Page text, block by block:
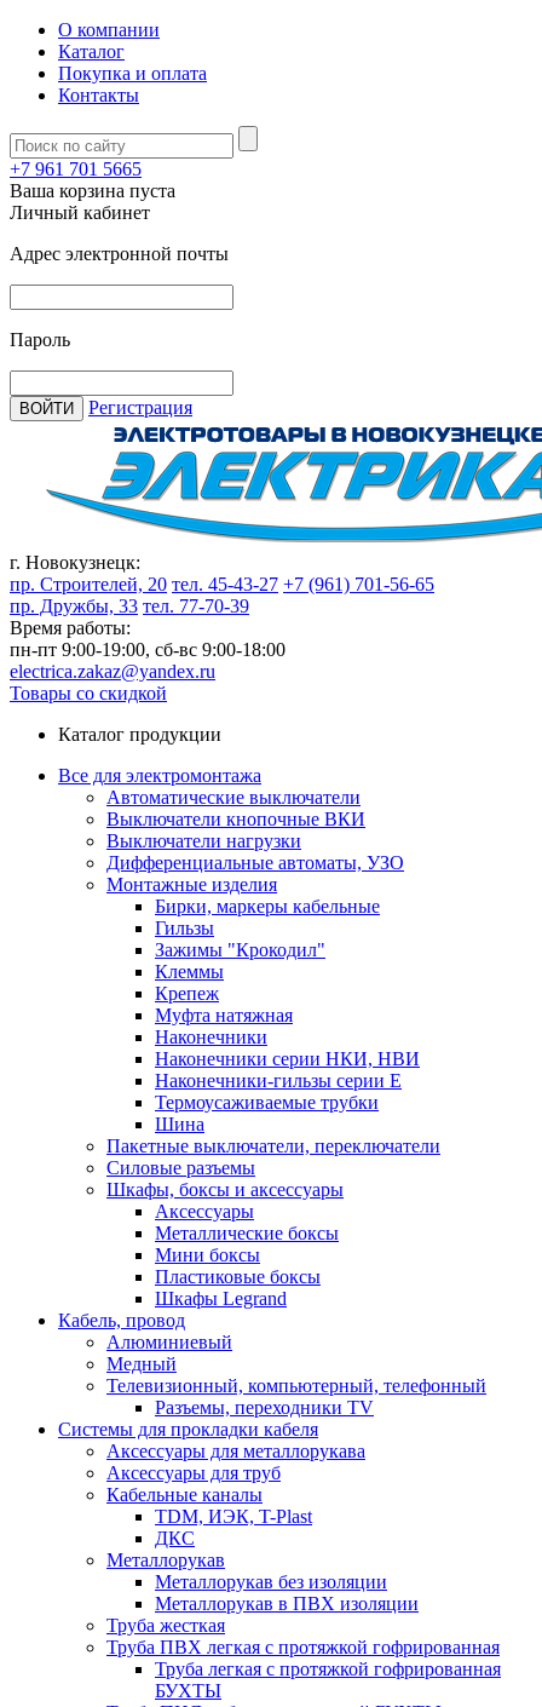
О компании
Каталог
Покупка и оплата
Контакты
+7 961 701 5665
Ваша корзина пуста
Личный кабинет
Адрес электронной почты
Пароль
ВОЙТИ Регистрация
г. Новокузнецк:
пр. Строителей, 20 тел. 45-43-27 +7 (961) 701-56-65
пр. Дружбы, 33 тел. 77-70-39
Время работы:
пн-пт 9:00-19:00, сб-вс 9:00-18:00
electrica.zakaz@yandex.ru
Товары со скидкой
Каталог продукции
Все для электромонтажа
Автоматические выключатели
Выключатели кнопочные ВКИ
Выключатели нагрузки
Дифференциальные автоматы, УЗО
Монтажные изделия
Бирки, маркеры кабельные
Гильзы
Зажимы "Крокодил"
Клеммы
Крепеж
Муфта натяжная
Наконечники
Наконечники серии НКИ, НВИ
Наконечники-гильзы серии Е
Термоусаживаемые трубки
Шина
Пакетные выключатели, переключатели
Силовые разъемы
Шкафы, боксы и аксессуары
Аксессуары
Металлические боксы
Мини боксы
Пластиковые боксы
Шкафы Legrand
Кабель, провод
Алюминиевый
Медный
Телевизионный, компьютерный, телефонный
Разъемы, переходники TV
Системы для прокладки кабеля
Аксессуары для металлорукава
Аксессуары для труб
Кабельные каналы
TDM, ИЭК, T-Plast
ДКС
Металлорукав
Металлорукав без изоляции
Металлорукав в ПВХ изоляции
Труба жесткая
Труба ПВХ легкая с протяжкой гофрированная
Труба легкая с протяжкой гофрированная
БУХТЫ